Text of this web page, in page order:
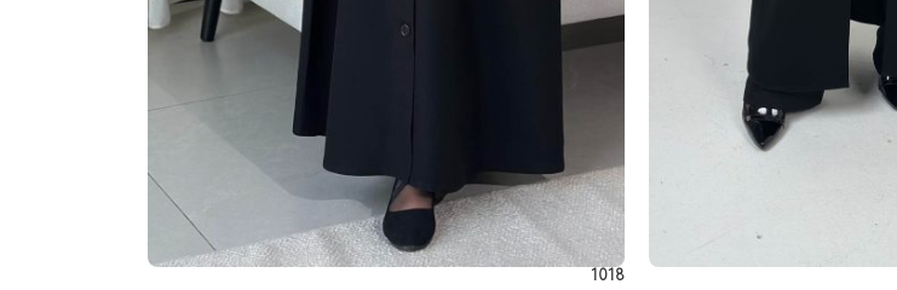
1018